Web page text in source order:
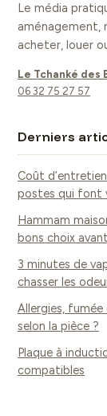
Le média
aménagement,
acheter, louer
Le Tchanké des
06 32 75 27 57
Derniers
Coût
postes qui font
Hammam
bons choix
3 minutes de
chasser les
Allergies, fumée
selon la pièce ?
Plaque à
compatibles